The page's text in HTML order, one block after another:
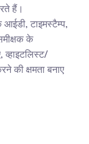
हैं।
टाइमस्टैम्प,
के
व्हाइटलिस्ट/
की क्षमता बनाए